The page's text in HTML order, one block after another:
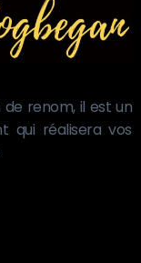
renom, il est un
qui réalisera vos